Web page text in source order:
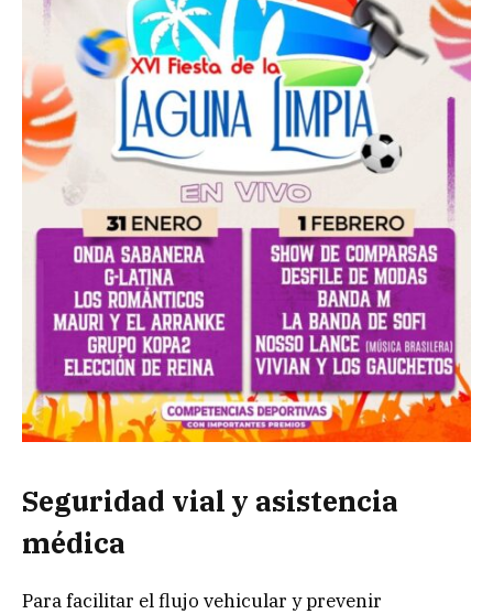
Seguridad vial y asistencia
médica
Para facilitar el flujo vehicular y prevenir